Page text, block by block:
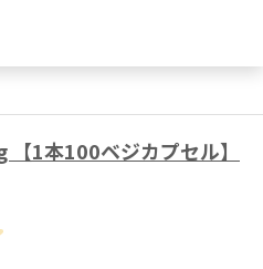
1本100ベジカプセル】